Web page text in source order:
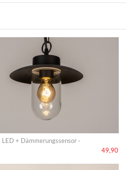
LED + Dämmerungssensor ·
49,90